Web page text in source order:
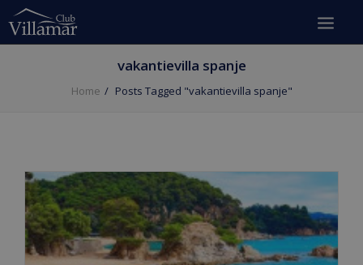
vakantievilla spanje
Home Posts Tagged "vakantievilla spanje"